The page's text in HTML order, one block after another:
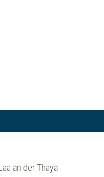
an der Thaya